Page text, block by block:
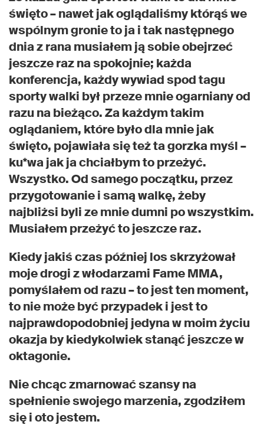
święto – nawet jak oglądaliśmy którąś we
wspólnym gronie to ja i tak następnego
dnia z rana musiałem ją sobie obejrzeć
jeszcze raz na spokojnie; każda
konferencja, każdy wywiad spod tagu
sporty walki był przeze mnie ogarniany od
razu na bieżąco. Za każdym takim
oglądaniem, które było dla mnie jak
święto, pojawiała się też ta gorzka myśl –
ku*wa jak ja chciałbym to przeżyć.
Wszystko. Od samego początku, przez
przygotowanie i samą walkę, żeby
najbliżsi byli ze mnie dumni po wszystkim.
Musiałem przeżyć to jeszcze raz.
Kiedy jakiś czas później los skrzyżował
moje drogi z włodarzami Fame MMA,
pomyślałem od razu – to jest ten moment,
to nie może być przypadek i jest to
najprawdopodobniej jedyna w moim życiu
okazja by kiedykolwiek stanąć jeszcze w
oktagonie.
Nie chcąc zmarnować szansy na
spełnienie swojego marzenia, zgodziłem
się i oto jestem.